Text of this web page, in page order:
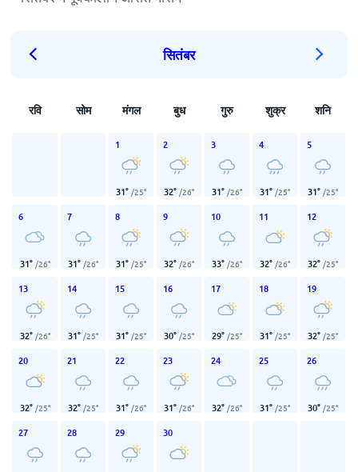
सितंबर
रवि सोम मंगल बुध गुरु शुक्र शनि
1
31° /25°
2
32° /26°
3
31° /26°
4
31° /25°
5
31° /25°
6
31° /26°
7
31° /26°
8
31° /25°
9
32° /26°
10
33° /26°
11
32° /26°
12
32° /25°
13
32° /26°
14
31° /25°
15
31° /25°
16
30° /25°
17
29° /25°
18
31° /25°
19
32° /25°
20
32° /25°
21
32° /25°
22
31° /26°
23
31° /26°
24
32° /26°
25
31° /25°
26
30° /25°
27 28 29 30